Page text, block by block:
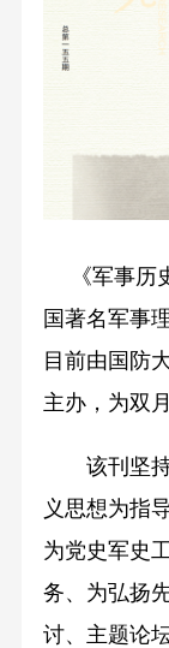
《军事
国著名军事
目前由国防
主办，为双月
该刊坚
义思想为指
为党史军史
务、为弘扬
讨、主题论